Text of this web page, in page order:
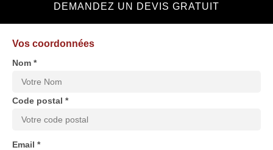
DEMANDEZ UN DEVIS GRATUIT
Vos coordonnées
Nom *
Code postal *
Email *